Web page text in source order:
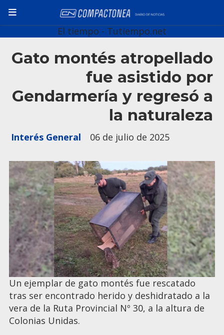
El tiempo - Tutiempo.net
Gato montés atropellado
fue asistido por
Gendarmería y regresó a
la naturaleza
Interés General 06 de julio de 2025
Un ejemplar de gato montés fue rescatado
tras ser encontrado herido y deshidratado a la
vera de la Ruta Provincial Nº 30, a la altura de
Colonias Unidas.